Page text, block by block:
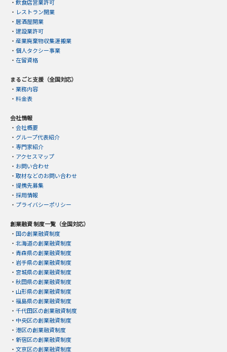
・ 飲食店営業許可
・ レストラン開業
・ 居酒屋開業
・ 建設業許可
・ 産業廃棄物収集運搬業
・ 個人タクシー事業
・ 在留資格
まるごと支援（全国対応）
・ 業務内容
・ 料金表
会社情報
・ 会社概要
・ グループ代表紹介
・ 専門家紹介
・ アクセスマップ
・ お問い合わせ
・ 取材などのお問い合わせ
・ 提携先募集
・ 採用情報
・ プライバシーポリシー
創業融資 制度一覧（全国対応）
・ 国の創業融資制度
・ 北海道の創業融資制度
・ 青森県の創業融資制度
・ 岩手県の創業融資制度
・ 宮城県の創業融資制度
・ 秋田県の創業融資制度
・ 山形県の創業融資制度
・ 福島県の創業融資制度
・ 千代田区の創業融資制度
・ 中央区の創業融資制度
・ 港区の創業融資制度
・ 新宿区の創業融資制度
・ 文京区の創業融資制度